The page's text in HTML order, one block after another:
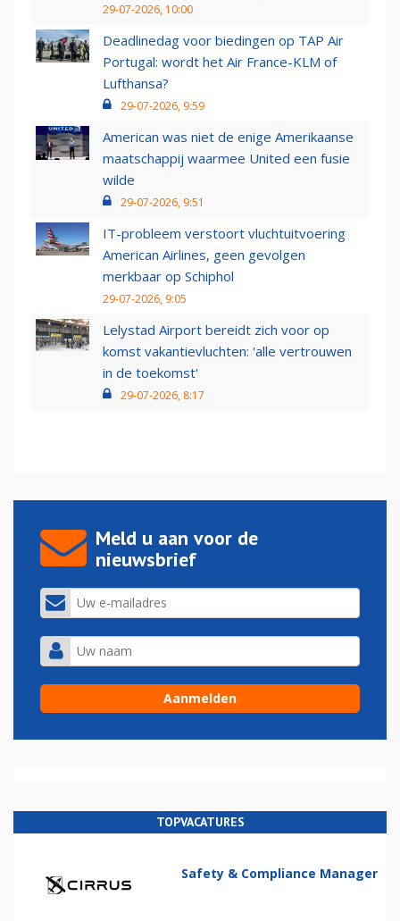
29-07-2026, 10:00
Deadlinedag voor biedingen op TAP Air
Portugal: wordt het Air France-KLM of
Lufthansa?
29-07-2026, 9:59
American was niet de enige Amerikaanse
maatschappij waarmee United een fusie
wilde
29-07-2026, 9:51
IT-probleem verstoort vluchtuitvoering
American Airlines, geen gevolgen
merkbaar op Schiphol
29-07-2026, 9:05
Lelystad Airport bereidt zich voor op
komst vakantievluchten: 'alle vertrouwen
in de toekomst'
29-07-2026, 8:17
Meld u aan voor de
nieuwsbrief
TOPVACATURES
Safety & Compliance Manager